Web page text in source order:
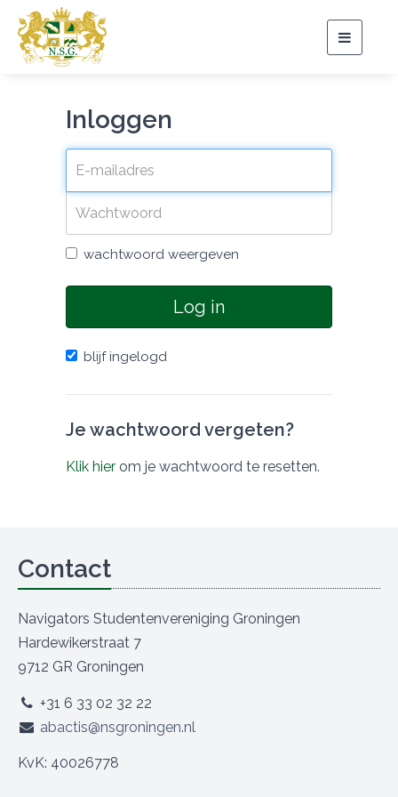
Toggle
Inloggen
wachtwoord weergeven
Log in
blijf ingelogd
Je wachtwoord vergeten?
Klik hier om je wachtwoord te resetten.
Contact
Navigators Studentenvereniging Groningen
Hardewikerstraat 7
9712 GR Groningen
+31 6 33 02 32 22
abactis@nsgroningen.nl
KvK: 40026778